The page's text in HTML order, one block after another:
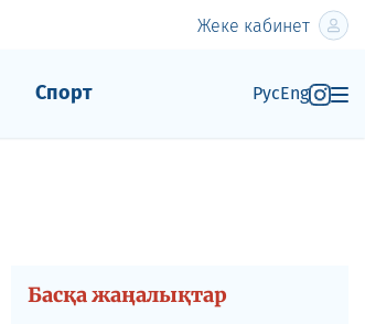
Жеке кабинет
Спорт РусEng
Басқа жаңалықтар